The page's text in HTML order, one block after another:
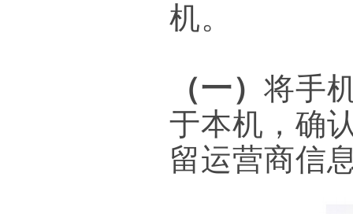
机。
（一） 将手
于本机，确
留运营商信